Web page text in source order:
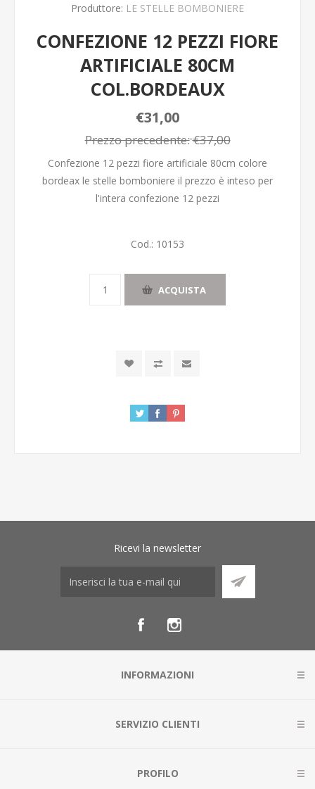
Produttore: LE STELLE BOMBONIERE
CONFEZIONE 12 PEZZI FIORE
ARTIFICIALE 80CM
COL.BORDEAUX
€31,00
Prezzo precedente:€37,00
Confezione 12 pezzi fiore artificiale 80cm colore
bordeax le stelle bomboniere il prezzo è inteso per
l'intera confezione 12 pezzi
Cod.: 10153
ACQUISTA
Ricevi la newsletter
INFORMAZIONI
SERVIZIO CLIENTI
PROFILO